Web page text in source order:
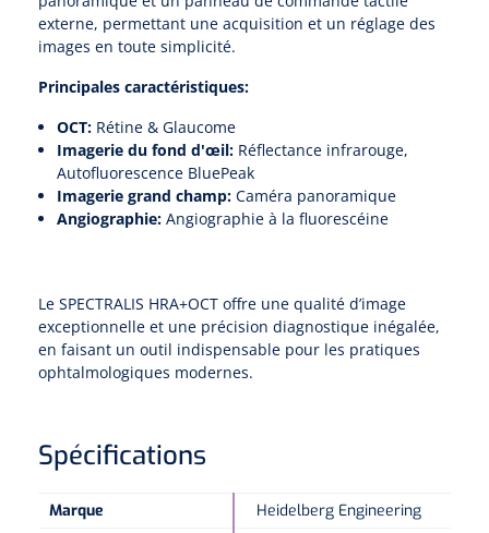
externe, permettant une acquisition et un réglage des
images en toute simplicité.
Principales caractéristiques:
OCT: Rétine & Glaucome
Imagerie du fond d'œil: Réflectance infrarouge,
Autofluorescence BluePeak
Imagerie grand champ: Caméra panoramique
Angiographie: Angiographie à la fluorescéine
Le SPECTRALIS HRA+OCT offre une qualité d’image
exceptionnelle et une précision diagnostique inégalée,
en faisant un outil indispensable pour les pratiques
ophtalmologiques modernes.
Spécifications
Marque
Heidelberg Engineering